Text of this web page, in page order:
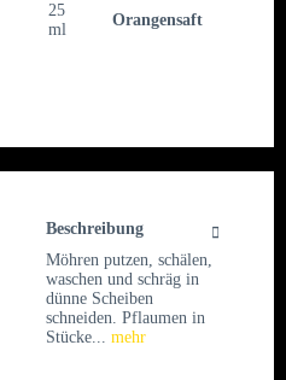
25
ml
Orangensaft
Beschreibung
Möhren putzen, schälen,
waschen und schräg in
dünne Scheiben
schneiden. Pflaumen in
Stücke... mehr